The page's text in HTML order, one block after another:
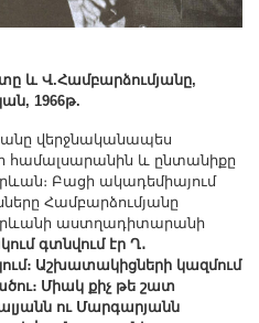
և Վ.Համբարձումյանը,
1966թ.
վերջնականապես
համալսարանին և ընտանիքը
Բացի ակադեմիայում
Համբարձումյանը
աստղադիտարանի
գտնվում էր Ղ․
Աշխատակիցների կազմում
Միակ քիչ թե շատ
ու Մարգարյանն